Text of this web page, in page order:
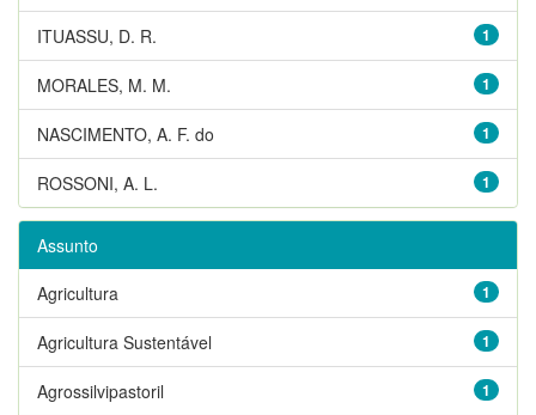
1
ITUASSU, D. R.
1
MORALES, M. M.
1
NASCIMENTO, A. F. do
1
ROSSONI, A. L.
Assunto
1
Agricultura
1
Agricultura Sustentável
1
Agrossilvipastoril